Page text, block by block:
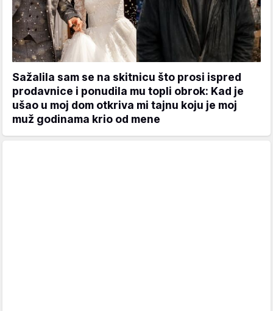
Sažalila sam se na skitnicu što prosi ispred
prodavnice i ponudila mu topli obrok: Kad je
ušao u moj dom otkriva mi tajnu koju je moj
muž godinama krio od mene